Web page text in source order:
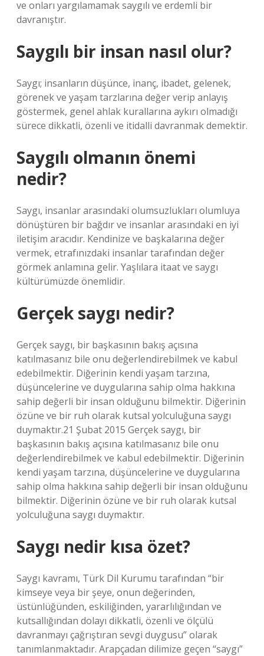
ve onları yargılamamak saygılı ve erdemli bir
davranıştır.
Saygılı bir insan nasıl olur?
Saygı; insanların düşünce, inanç, ibadet, gelenek,
görenek ve yaşam tarzlarına değer verip anlayış
göstermek, genel ahlak kurallarına aykırı olmadığı
sürece dikkatli, özenli ve itidalli davranmak demektir.
Saygılı olmanın önemi
nedir?
Saygı, insanlar arasındaki olumsuzlukları olumluya
dönüştüren bir bağdır ve insanlar arasındaki en iyi
iletişim aracıdır. Kendinize ve başkalarına değer
vermek, etrafınızdaki insanlar tarafından değer
görmek anlamına gelir. Yaşlılara itaat ve saygı
kültürümüzde önemlidir.
Gerçek saygı nedir?
Gerçek saygı, bir başkasının bakış açısına
katılmasanız bile onu değerlendirebilmek ve kabul
edebilmektir. Diğerinin kendi yaşam tarzına,
düşüncelerine ve duygularına sahip olma hakkına
sahip değerli bir insan olduğunu bilmektir. Diğerinin
özüne ve bir ruh olarak kutsal yolculuğuna saygı
duymaktır.21 Şubat 2015 Gerçek saygı, bir
başkasının bakış açısına katılmasanız bile onu
değerlendirebilmek ve kabul edebilmektir. Diğerinin
kendi yaşam tarzına, düşüncelerine ve duygularına
sahip olma hakkına sahip değerli bir insan olduğunu
bilmektir. Diğerinin özüne ve bir ruh olarak kutsal
yolculuğuna saygı duymaktır.
Saygı nedir kısa özet?
Saygı kavramı, Türk Dil Kurumu tarafından “bir
kimseye veya bir şeye, onun değerinden,
üstünlüğünden, eskiliğinden, yararlılığından ve
kutsallığından dolayı dikkatli, özenli ve ölçülü
davranmayı çağrıştıran sevgi duygusu” olarak
tanımlanmaktadır. Arapçadan dilimize geçen “saygı”